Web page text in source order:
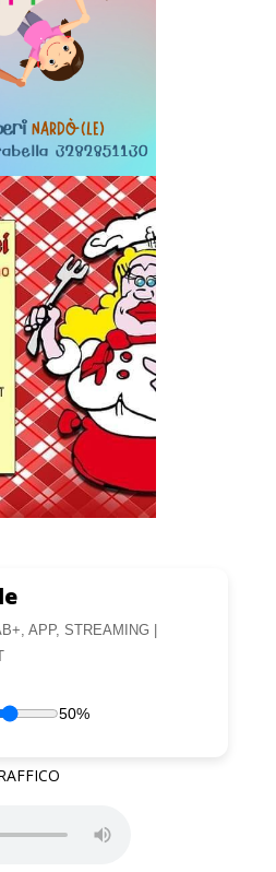
APP, STREAMING |
50%